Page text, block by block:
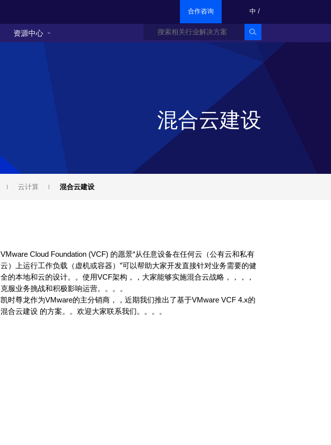
合作咨询 中 /
资源中心
混合云建设
云计算 混合云建设
VMware Cloud Foundation (VCF) 的愿景“从任意设备在任何云（公有云和私有
云）上运行工作负载（虚机或容器）”可以帮助大家开发直接针对业务需要的健
全的本地和云的设计。。使用VCF架构，，大家能够实施混合云战略，，，，
克服业务挑战和积极影响运营。。。。
凯时尊龙作为VMware的主分销商，，近期我们推出了基于VMware VCF 4.x的
混合云建设 的方案。。欢迎大家联系我们。。。。